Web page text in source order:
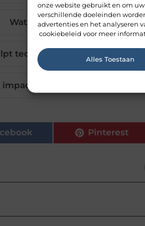
onze website gebruikt en om
verschillende doeleinden
advertenties en het analyseren
cookiebeleid voor meer
Alles Toestaan
Wat zijn curl definers en hoe
technologie bij de
impact van goede
Pinterest